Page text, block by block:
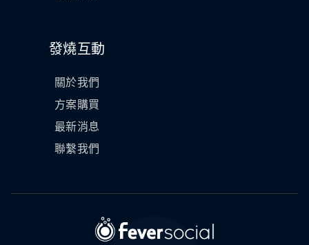
發燒互動
關於我們
方案購買
最新消息
聯繫我們